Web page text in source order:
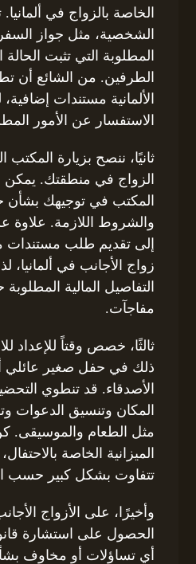
الخاصة بالزواج في
الشخصية، مثل جواز
المطلوبة التي تثبت
الطرفين. من الشائع أن
الألمانية مستندات
الاستفسار عن الأمور
ثانيًا، ننصح بزيارة
الزواج في منطقتك.
المكتب في توجيهك بشأن
والشروط اللازمة. علاوة
إلى تقديم طلب مستندات
زواج الأجانب في ألمانيا،
التفاصيل المالية المطلوبة
مفاجآت.
ثالثًا، خصص وقتاً للإعداد
ذلك في حفل صغير عائلي
الأصدقاء. قد تنطوي
المكان وتنسيق الدعوات
مثل الطعام والموسيقى.
الميزانية الخاصة
تتفاوت بشكل كبير حسب
وأخيرًا، على الأزواج
الحصول على استشارة
أي تساؤلات أو مخاوف